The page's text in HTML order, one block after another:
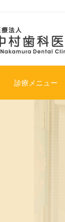
診療メニュー